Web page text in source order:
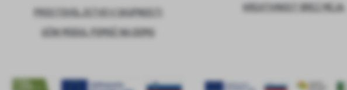
PROSTOVOLJSTVO V SKUPNOSTI
UČNI MODUL POMOČ NA DOMU
KREATIVNOST BREZ MEJA